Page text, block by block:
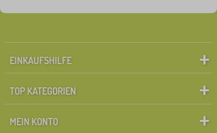
EINKAUFSHILFE
TOP KATEGORIEN
MEIN KONTO